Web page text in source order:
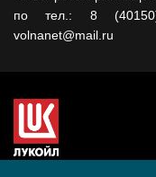
по тел.: 8
volnanet@mail.ru